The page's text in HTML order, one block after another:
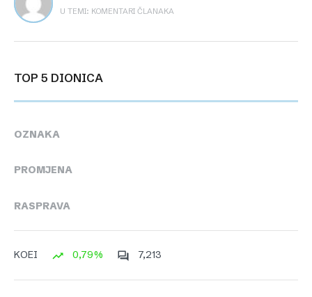
U TEMI: KOMENTARI ČLANAKA
TOP 5 DIONICA
OZNAKA
PROMJENA
RASPRAVA
KOEI 0,79% 7,213